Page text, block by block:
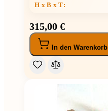
H x B x T:
315,00 €
In den Warenkorb